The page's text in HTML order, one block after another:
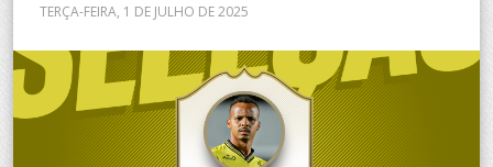
TERÇA-FEIRA, 1 DE JULHO DE 2025